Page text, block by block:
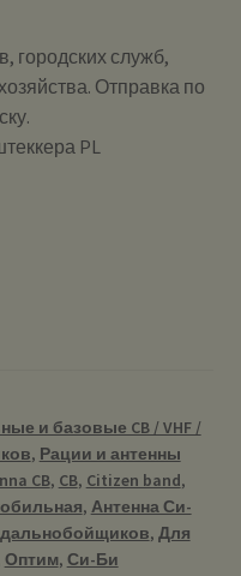
городских служб,
Отправка по
PL
и базовые CB / VHF /
, Рации и антенны
CB, CB, Citizen band,
, Антенна Си-
, Для
Оптим, Си-Би